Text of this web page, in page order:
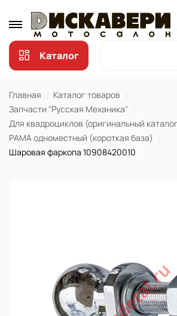
Каталог
Главная
Каталог товаров
Запчасти "Русская Механика"
Для квадроциклов (оригинальный
РАМА одноместный (короткая база)
Шаровая фаркопа 10908420010